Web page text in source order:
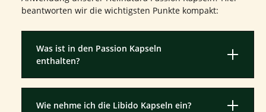
beantworten wir die wichtigsten Punkte kompakt:
Was ist in den Passion Kapseln
enthalten?
Wie nehme ich die Libido Kapseln ein?